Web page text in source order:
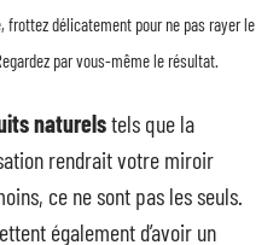
frottez délicatement pour ne pas rayer le
par vous-même le résultat.
naturelstels que la
rendrait votre miroir
ce ne sont pas les seuls.
également d’avoir un